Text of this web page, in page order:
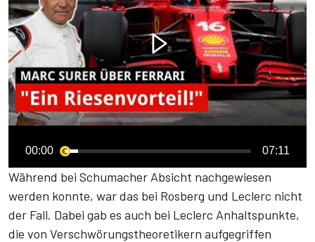
00:00 07:11
Während bei Schumacher Absicht nachgewiesen
werden konnte, war das bei Rosberg und Leclerc nicht
der Fall. Dabei gab es auch bei Leclerc Anhaltspunkte,
die von Verschwörungstheoretikern aufgegriffen